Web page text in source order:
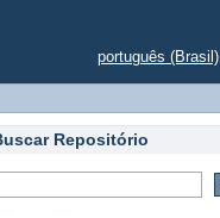
português (Brasil)
Repositório